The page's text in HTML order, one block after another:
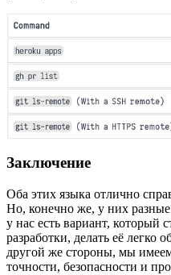
Заключение
Оба этих языка отлично
Но, конечно же, у них
у нас есть вариант, который
разработки, делать её легко
другой же стороны, мы
точности, безопасности и